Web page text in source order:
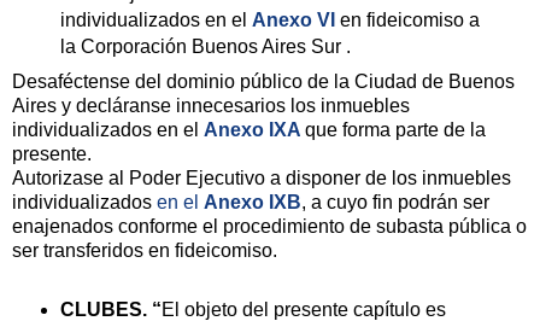
individualizados en el Anexo VI en fideicomiso a
la Corporación Buenos Aires Sur .
Desaféctense del dominio público de la Ciudad de Buenos
Aires y decláranse innecesarios los inmuebles
individualizados en el Anexo IXA que forma parte de la
presente.
Autorizase al Poder Ejecutivo a disponer de los inmuebles
individualizados en el Anexo IXB, a cuyo fin podrán ser
enajenados conforme el procedimiento de subasta pública o
ser transferidos en fideicomiso.
CLUBES. “El objeto del presente capítulo es